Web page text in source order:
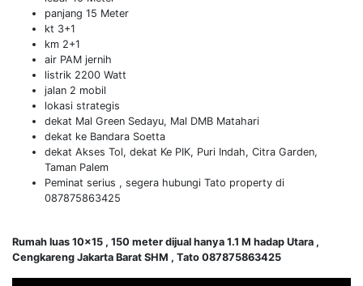
panjang 15 Meter
kt 3+1
km 2+1
air PAM jernih
listrik 2200 Watt
jalan 2 mobil
lokasi strategis
dekat Mal Green Sedayu, Mal DMB Matahari
dekat ke Bandara Soetta
dekat Akses Tol, dekat Ke PIK, Puri Indah, Citra Garden,
Taman Palem
Peminat serius , segera hubungi Tato property di
087875863425
Rumah luas 10×15 , 150 meter dijual hanya 1.1 M hadap Utara ,
Cengkareng Jakarta Barat SHM , Tato 087875863425